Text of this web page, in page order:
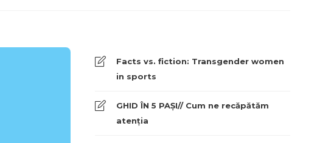
Facts vs. fiction: Transgender women
in sports
GHID ÎN 5 PAȘI// Cum ne recăpătăm
atenția